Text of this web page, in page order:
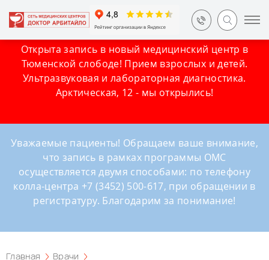
Открыта запись в новый медицинский центр в
Тюменской слободе! Прием взрослых и детей.
Ультразвуковая и лабораторная диагностика.
Арктическая, 12 - мы открылись!
Уважаемые пациенты! Обращаем ваше внимание,
что запись в рамках программы ОМС
осуществляется двумя способами: по телефону
колла-центра +7 (3452) 500-617, при обращении в
регистратуру. Благодарим за понимание!
Главная Врачи